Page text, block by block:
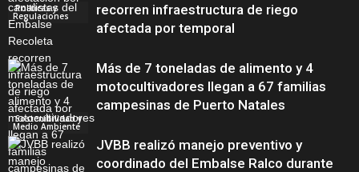
Políticas y
Regulaciones
Sostenibilidad y
Medio Ambiente
recorren infraestructura de riego
afectada por temporal
Más de 7 toneladas de alimento y 4
motocultivadores llegan a 67 familias
campesinas de Puerto Natales
JVBB realizó manejo preventivo y
coordinado del Embalse Ralco durante